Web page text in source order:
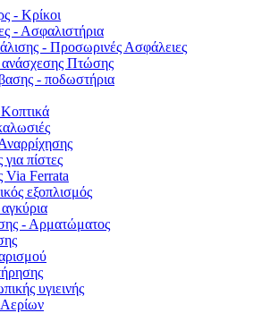
- Κρίκοι
- Ασφαλιστήρια
- Προσωρινές Ασφάλειες
Πτώσης
- ποδωστήρια
πίστες
Via Ferrata
εξοπλισμός
- Αρματώματος
υγιεινής
Αερίων